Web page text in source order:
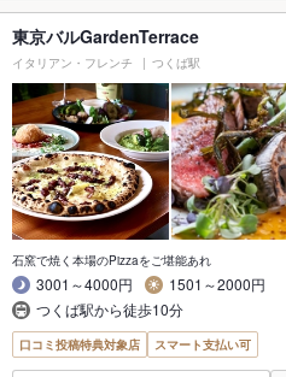
東京バルGardenTerrace
イタリアン・フレンチ つくば駅
石窯で焼く本場のPizzaをご堪能あれ
3001～4000円
1501～2000円
つくば駅から徒歩10分
口コミ投稿特典対象店 スマート支払い可